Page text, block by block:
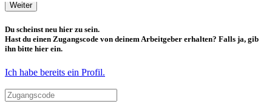
Weiter
Du scheinst neu hier zu sein.
Hast du einen Zugangscode von deinem Arbeitgeber erhalten? Falls ja, gib
ihn bitte hier ein.
Ich habe bereits ein Profil.